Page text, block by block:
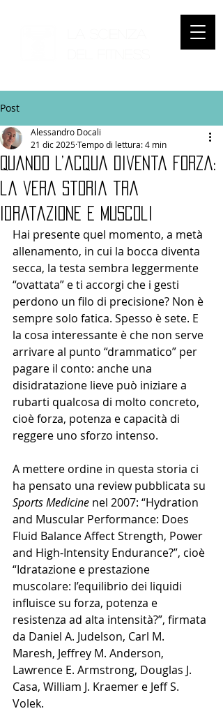
Post
Quando l’acqua diventa forza:
la vera storia tra
idratazione e muscoli
Alessandro Docali
21 dic 2025Tempo di lettura: 4 min
Hai presente quel momento, a metà
allenamento, in cui la bocca diventa
secca, la testa sembra leggermente
“ovattata” e ti accorgi che i gesti
perdono un filo di precisione? Non è
sempre solo fatica. Spesso è sete. E
la cosa interessante è che non serve
arrivare al punto “drammatico” per
pagare il conto: anche una
disidratazione lieve può iniziare a
rubarti qualcosa di molto concreto,
cioè forza, potenza e capacità di
reggere uno sforzo intenso.
A mettere ordine in questa storia ci
ha pensato una review pubblicata su
Sports Medicine nel 2007: “Hydration
and Muscular Performance: Does
Fluid Balance Affect Strength, Power
and High-Intensity Endurance?”, cioè
“Idratazione e prestazione
muscolare: l’equilibrio dei liquidi
influisce su forza, potenza e
resistenza ad alta intensità?”, firmata
da Daniel A. Judelson, Carl M.
Maresh, Jeffrey M. Anderson,
Lawrence E. Armstrong, Douglas J.
Casa, William J. Kraemer e Jeff S.
Volek.